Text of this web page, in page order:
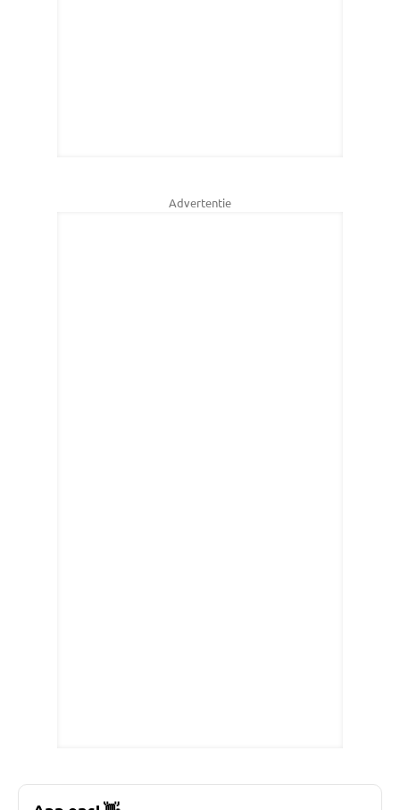
Advertentie